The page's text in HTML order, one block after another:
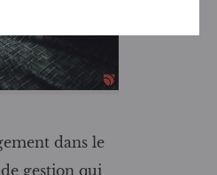
dans le
gestion qui